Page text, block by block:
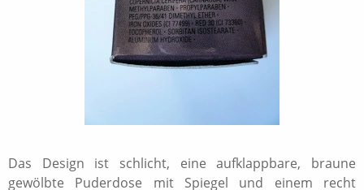
Das Design ist schlicht, eine aufklappbare, braune
gewölbte Puderdose mit Spiegel und einem recht